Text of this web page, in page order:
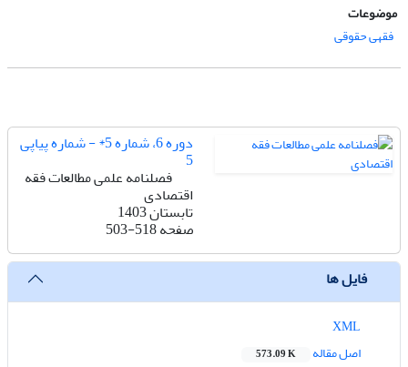
موضوعات
فقهی حقوقی
دوره 6، شماره 5* - شماره پیاپی
5
فصلنامه علمی مطالعات فقه
اقتصادی
تابستان 1403
صفحه503-518
فایل ها
اصل مقاله
573.09 K